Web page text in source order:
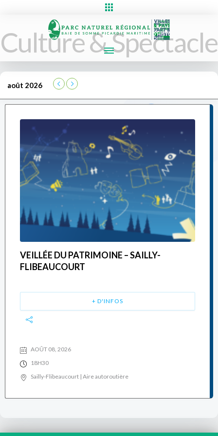
Culture & Spectacle
août 2026
VEILLÉE DU PATRIMOINE – SAILLY-
FLIBEAUCOURT
+ D'INFOS
AOÛT 08, 2026
18H30
Sailly-Flibeaucourt | Aire autoroutière